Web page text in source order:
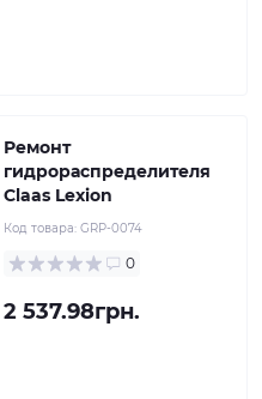
Ремонт
гидрораспределителя
Claas Lexion
Код товара: GRP-0074
0
2 537.98грн.